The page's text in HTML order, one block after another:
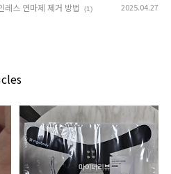
레스 연마제 제거 방법 (1) 2025.04.27